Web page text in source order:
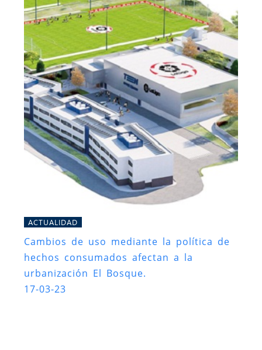
ACTUALIDAD
Cambios de uso mediante la política de
hechos consumados afectan a la
urbanización El Bosque.
17-03-23